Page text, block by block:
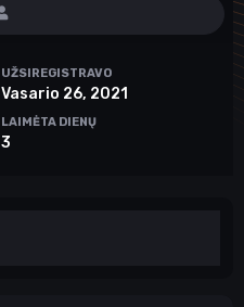
UŽSIREGISTRAVO
Vasario 26, 2021
LAIMĖTA DIENŲ
3